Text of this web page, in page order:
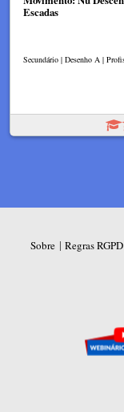
Escadas
Secundário | Desenho A |
Sobre | Regras RGPD